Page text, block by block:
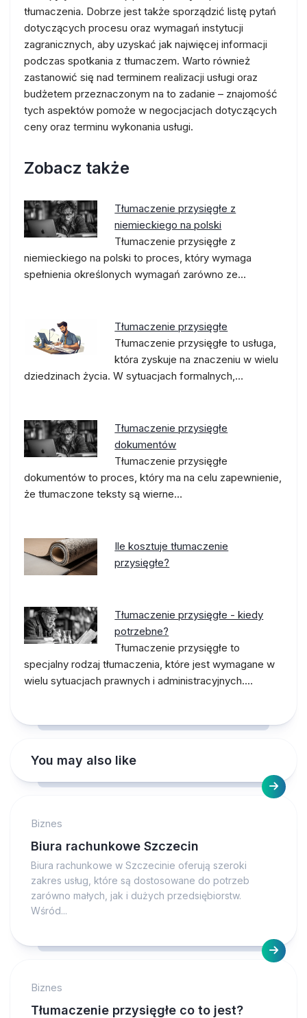
tłumaczenia. Dobrze jest także sporządzić listę pytań
dotyczących procesu oraz wymagań instytucji
zagranicznych, aby uzyskać jak najwięcej informacji
podczas spotkania z tłumaczem. Warto również
zastanowić się nad terminem realizacji usługi oraz
budżetem przeznaczonym na to zadanie – znajomość
tych aspektów pomoże w negocjacjach dotyczących
ceny oraz terminu wykonania usługi.
Zobacz także
Tłumaczenie przysięgłe z
niemieckiego na polski
Tłumaczenie przysięgłe z
niemieckiego na polski to proces, który wymaga
spełnienia określonych wymagań zarówno ze…
Tłumaczenie przysięgłe
Tłumaczenie przysięgłe to usługa,
która zyskuje na znaczeniu w wielu
dziedzinach życia. W sytuacjach formalnych,…
Tłumaczenie przysięgłe
dokumentów
Tłumaczenie przysięgłe
dokumentów to proces, który ma na celu zapewnienie,
że tłumaczone teksty są wierne…
Ile kosztuje tłumaczenie
przysięgłe?
Tłumaczenie przysięgłe - kiedy
potrzebne?
Tłumaczenie przysięgłe to
specjalny rodzaj tłumaczenia, które jest wymagane w
wielu sytuacjach prawnych i administracyjnych.…
You may also like
Biznes
Biura rachunkowe Szczecin
Biura rachunkowe w Szczecinie oferują szeroki
zakres usług, które są dostosowane do potrzeb
zarówno małych, jak i dużych przedsiębiorstw.
Wśród...
Biznes
Tłumaczenie przysięgłe co to jest?